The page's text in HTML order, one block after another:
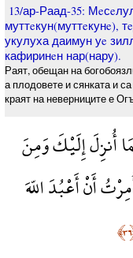
13/ар-Раад-35:
муттeкун(муттeкунe),
укулуха даимун уe
кафиринeн нар(нару).
Раят, обещан на
а плодовете и сянката и
краят на неверниците е
أُنزِلَ إِلَيْكَ وَمِنَ
أَنْ أَعْبُدَ اللّهَ